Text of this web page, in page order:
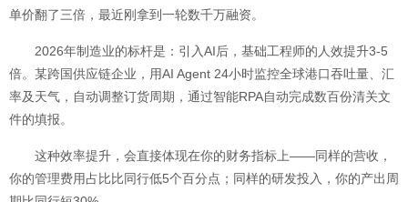
单价翻了三倍，最近刚拿到一轮数千万融资。
2026年制造业的标杆是：引入AI后，基础工程师的人效提升3-5
倍。某跨国供应链企业，用AI Agent 24小时监控全球港口吞吐量、汇
率及天气，自动调整订货周期，通过智能RPA自动完成数百份清关文
件的填报。
这种效率提升，会直接体现在你的财务指标上——同样的营收，
你的管理费用占比比同行低5个百分点；同样的研发投入，你的产出周